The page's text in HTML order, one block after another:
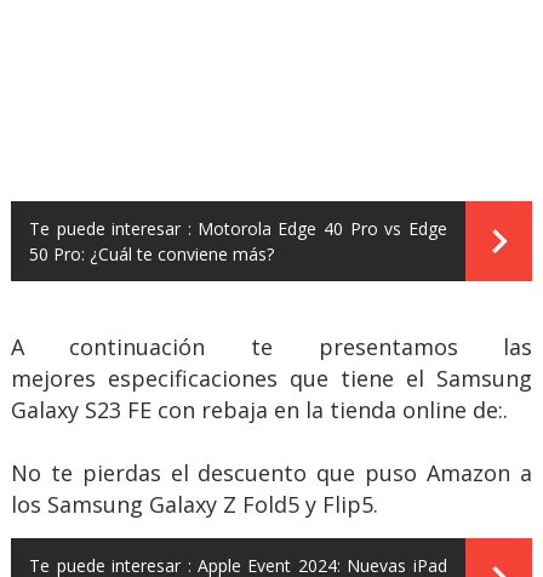
Te puede interesar : Motorola Edge 40 Pro vs Edge
50 Pro: ¿Cuál te conviene más?
A continuación te presentamos las
mejores especificaciones que tiene el Samsung
Galaxy S23 FE con rebaja en la tienda online de:.
No te pierdas el descuento que puso Amazon a
los Samsung Galaxy Z Fold5 y Flip5.
Te puede interesar : Apple Event 2024: Nuevas iPad